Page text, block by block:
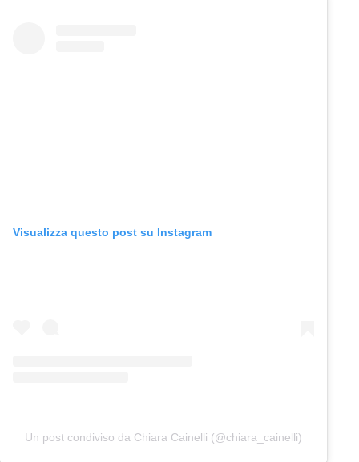
Visualizza questo post su Instagram
Un post condiviso da Chiara Cainelli (@chiara_cainelli)